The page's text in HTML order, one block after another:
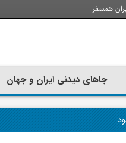
همسفر
جاهای دیدنی ایران و جهان